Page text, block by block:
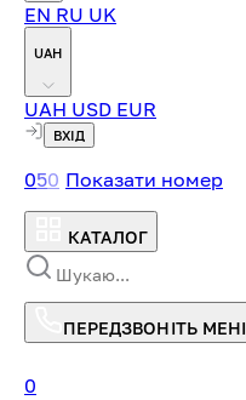
EN RU UK
UAH
UAH USD EUR
ВХІД
050 Показати номер
КАТАЛОГ
ПЕРЕДЗВОНІТЬ МЕНІ
0